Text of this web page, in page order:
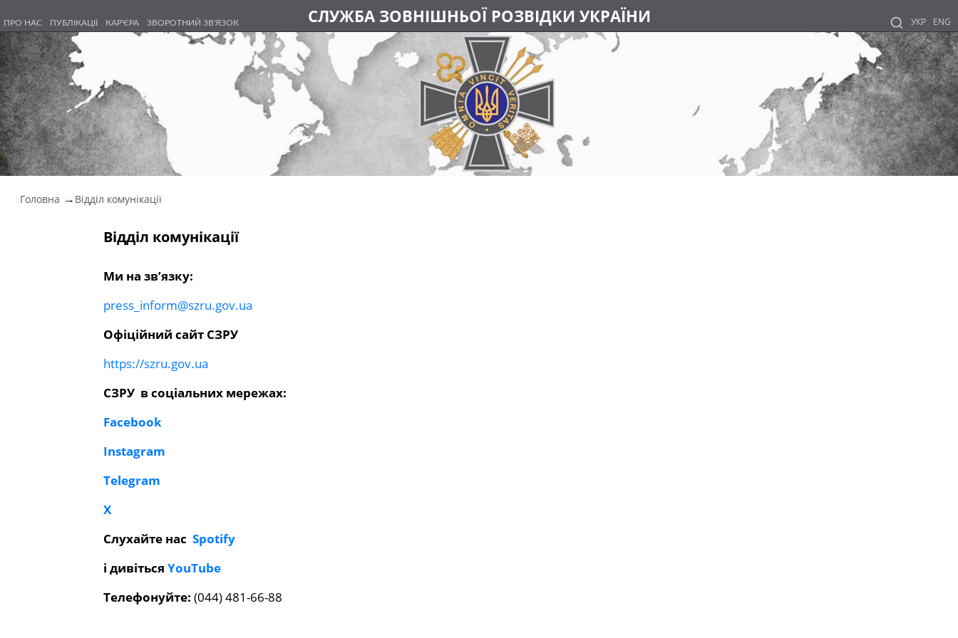
СЛУЖБА ЗОВНІШНЬОЇ РОЗВІДКИ УКРАЇНИ
ПРО НАС ПУБЛІКАЦІЇ КАР'ЄРА ЗВОРОТНИЙ ЗВ'ЯЗОК УКР ENG
Головна Відділ комунікації
Відділ комунікації
Ми на зв’язку:
press_inform@szru.gov.ua
Офіційний сайт СЗРУ
https://szru.gov.ua
СЗРУ в соціальних мережах:
Facebook
Instagram
Telegram
Х
Слухайте нас Spotify
і дивіться YouTube
Телефонуйте: (044) 481-66-88